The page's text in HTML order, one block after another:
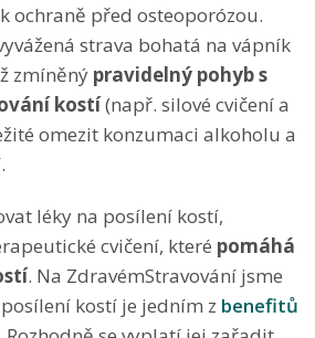
ochraně před osteoporózou.
strava bohatá na vápník
zmíněný pravidelný pohyb s
kostí(např. silové cvičení a
omezit konzumaci alkoholu a
léky na posílení kostí,
cvičení, které pomáhá
. Na ZdravémStravování jsme
kostí je jedním z benefitů